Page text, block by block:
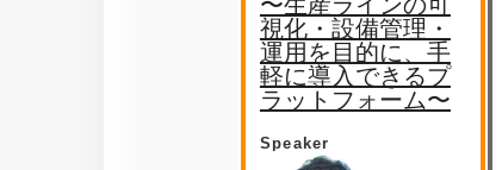
視化・設備管理・
運用を目的に、手
軽に導入できるプ
ラットフォーム〜
Speaker